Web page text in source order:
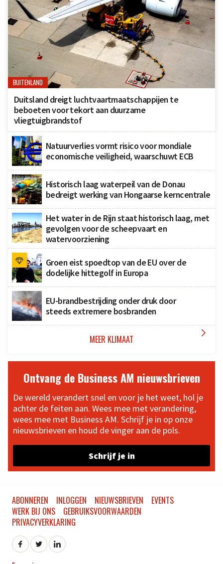
BUITENLAND
Duitsland dreigt luchtvaartmaatschappijen te
beboeten voor tekort aan duurzame
vliegtuigbrandstof
Natuurverlies vormt risico voor mondiale
economische veiligheid, waarschuwt ECB
Historisch laag waterpeil van de Donau
bedreigt werking van Hongaarse kerncentrale
Het water in de Rijn staat historisch laag, met
gevolgen voor de scheepvaart en
watervoorziening
Groen eist spoedtop van de EU over de
dodelijke hittegolf in Europa
EU-brandbestrijding onder druk door
steeds extremere bosbranden
MEER KLIMAAT 
Ontvang de Business AM nieuwsbrieven
De wereld verandert snel en voor je het weet, hol je
achter de feiten aan. Wees mee met verandering,
wees mee met Business AM. Schrijf je in op onze
nieuwsbrieven en houd de vinger aan de pols.
Schrijf je in
ABONNEREN INLOGGEN NIEUWSBRIEVEN
EVENTS
WERK BIJ ONS
GEBRUIKSVOORWAARDEN
PRIVACYVERKLARING